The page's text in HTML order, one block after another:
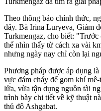
Theo thông báo chính thức,
đây. Bà Irina Luryeva, Giám
Turkmengaz, cho biết:
thể nhìn thấy từ cách xa vài
nhưng ngày nay chỉ còn lại
Phương pháp được áp dụng
vực đám cháy để gom khí
lửa, vừa tận dụng nguồn tài
trình bày chi tiết về kỹ thuật
thủ đô Ashgabat.